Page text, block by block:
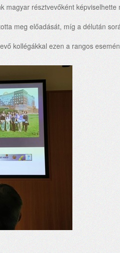
magyar résztvevőként
meg előadását, míg a délután
kollégákkal ezen a rangos